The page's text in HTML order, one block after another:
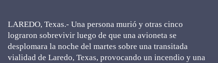
LAREDO, Texas.- Una persona murió y otras cinco
lograron sobrevivir luego de que una avioneta se
desplomara la noche del martes sobre una transitada
vialidad de Laredo, Texas, provocando un incendio y una